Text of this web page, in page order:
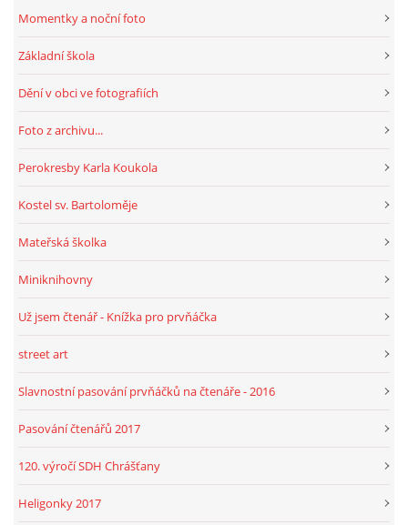
HRY, KVÍZY, VZDĚLÁVÁNÍ ON-LINE
© 2026 eStránky.cz Aktualizováno: 1. 8. 2026
Momentky a noční foto
Základní škola
Dění v obci ve fotografiích
Foto z archivu...
Perokresby Karla Koukola
Kostel sv. Bartoloměje
Mateřská školka
Miniknihovny
Už jsem čtenář - Knížka pro prvňáčka
street art
Slavnostní pasování prvňáčků na čtenáře - 2016
Pasování čtenářů 2017
120. výročí SDH Chrášťany
Heligonky 2017